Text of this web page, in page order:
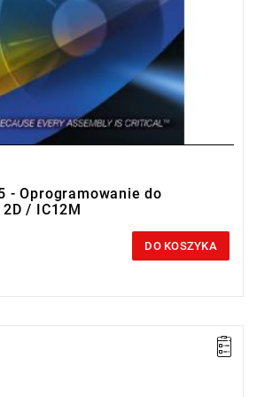
- Oprogramowanie do
/ IC12M
DO KOSZYKA